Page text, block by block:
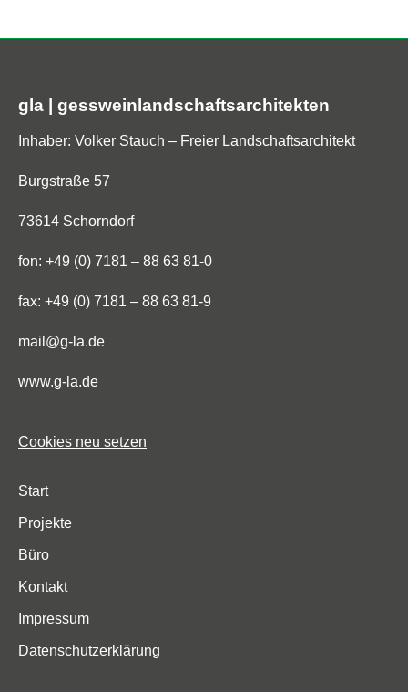
gla | gessweinlandschaftsarchitekten
Inhaber: Volker Stauch – Freier Landschaftsarchitekt
Burgstraße 57
73614 Schorndorf
fon: +49 (0) 7181 – 88 63 81-0
fax: +49 (0) 7181 – 88 63 81-9
mail@g-la.de
www.g-la.de
Cookies neu setzen
Start
Projekte
Büro
Kontakt
Impressum
Datenschutzerklärung